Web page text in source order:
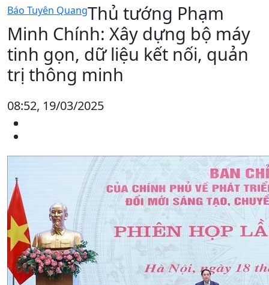
Báo Tuyên QuangThủ tướng Phạm
Minh Chính: Xây dựng bộ máy
tinh gọn, dữ liệu kết nối, quản
trị thông minh
08:52, 19/03/2025